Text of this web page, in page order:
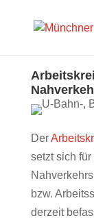
Der
setzt sich
bzw.
derzeit